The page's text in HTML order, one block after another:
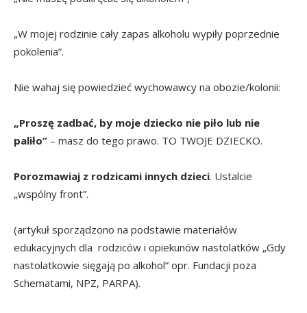
„W mojej rodzinie cały zapas alkoholu wypiły poprzednie
pokolenia”.
Nie wahaj się powiedzieć wychowawcy na obozie/kolonii:
„Proszę zadbać, by moje dziecko nie piło lub nie
paliło” – masz do tego prawo. TO TWOJE DZIECKO.
Porozmawiaj z rodzicami innych dzieci. Ustalcie
„wspólny front”.
(artykuł sporządzono na podstawie materiałów
edukacyjnych dla rodziców i opiekunów nastolatków „Gdy
nastolatkowie sięgają po alkohol” opr. Fundacji poza
Schematami, NPZ, PARPA).